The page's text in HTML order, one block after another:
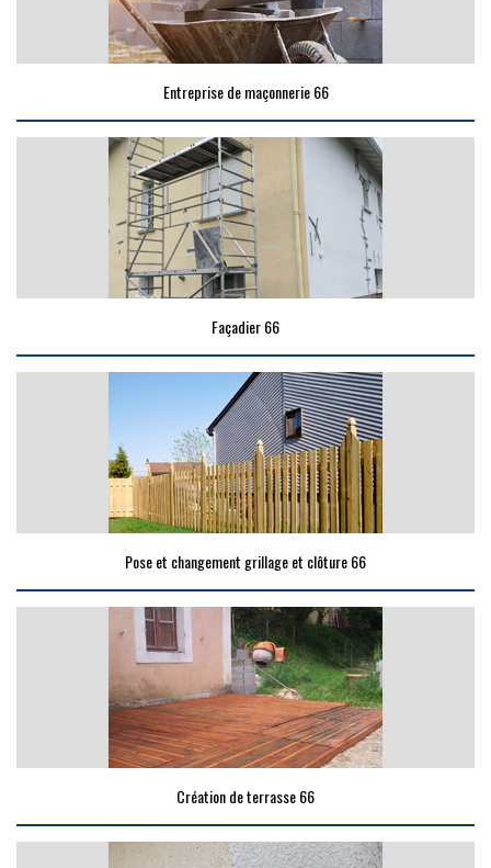
Entreprise de maçonnerie 66
Façadier 66
Pose et changement grillage et clôture 66
Création de terrasse 66